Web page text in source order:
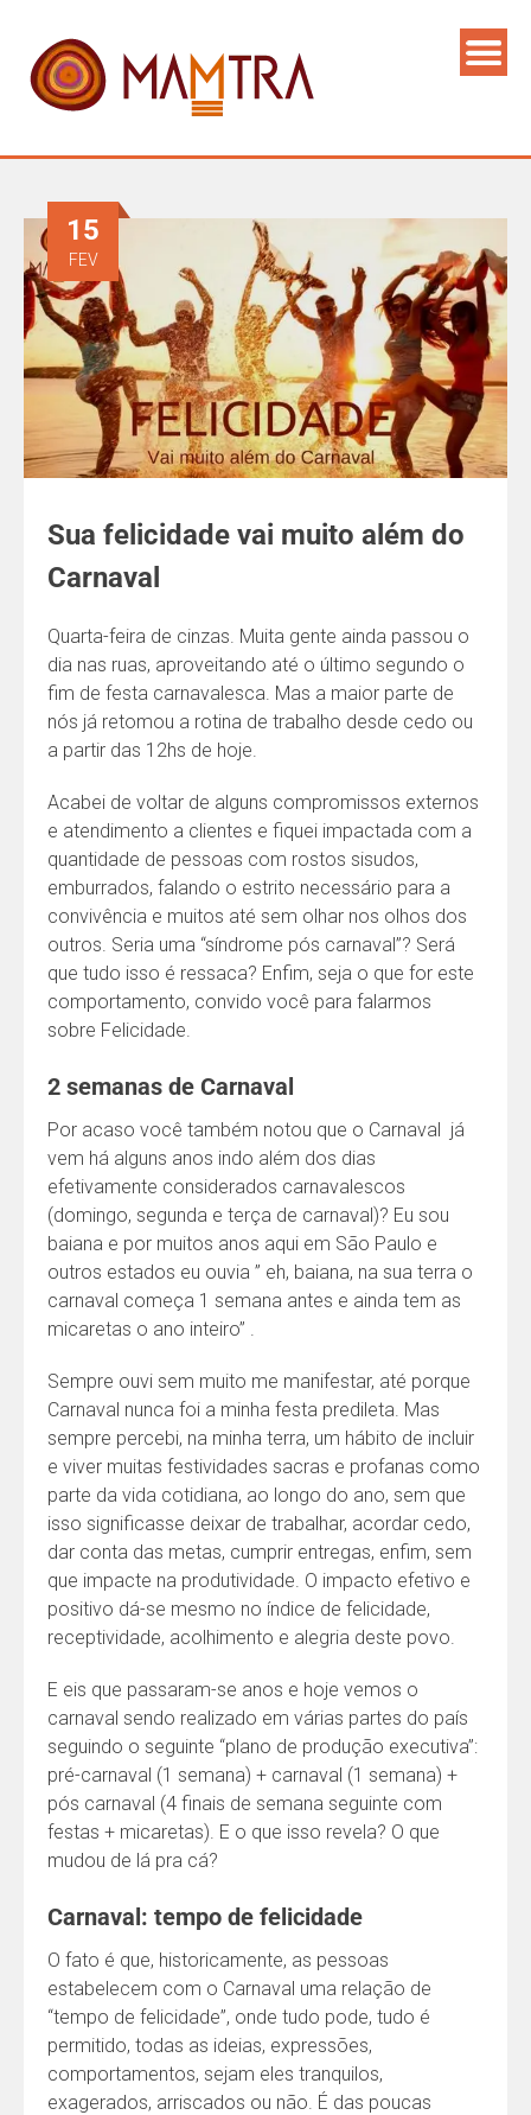
Sua felicidade vai muito além do
Carnaval
15
FEV
Quarta-feira de cinzas. Muita gente ainda passou o
dia nas ruas, aproveitando até o último segundo o
fim de festa carnavalesca. Mas a maior parte de
nós já retomou a rotina de trabalho desde cedo ou
a partir das 12hs de hoje.
Acabei de voltar de alguns compromissos externos
e atendimento a clientes e fiquei impactada com a
quantidade de pessoas com rostos sisudos,
emburrados, falando o estrito necessário para a
convivência e muitos até sem olhar nos olhos dos
outros. Seria uma “síndrome pós carnaval”? Será
que tudo isso é ressaca? Enfim, seja o que for este
comportamento, convido você para falarmos
sobre Felicidade.
2 semanas de Carnaval
Por acaso você também notou que o Carnaval já
vem há alguns anos indo além dos dias
efetivamente considerados carnavalescos
(domingo, segunda e terça de carnaval)? Eu sou
baiana e por muitos anos aqui em São Paulo e
outros estados eu ouvia ” eh, baiana, na sua terra o
carnaval começa 1 semana antes e ainda tem as
micaretas o ano inteiro” .
Sempre ouvi sem muito me manifestar, até porque
Carnaval nunca foi a minha festa predileta. Mas
sempre percebi, na minha terra, um hábito de incluir
e viver muitas festividades sacras e profanas como
parte da vida cotidiana, ao longo do ano, sem que
isso significasse deixar de trabalhar, acordar cedo,
dar conta das metas, cumprir entregas, enfim, sem
que impacte na produtividade. O impacto efetivo e
positivo dá-se mesmo no índice de felicidade,
receptividade, acolhimento e alegria deste povo.
E eis que passaram-se anos e hoje vemos o
carnaval sendo realizado em várias partes do país
seguindo o seguinte “plano de produção executiva”:
pré-carnaval (1 semana) + carnaval (1 semana) +
pós carnaval (4 finais de semana seguinte com
festas + micaretas). E o que isso revela? O que
mudou de lá pra cá?
Carnaval: tempo de felicidade
O fato é que, historicamente, as pessoas
estabelecem com o Carnaval uma relação de
“tempo de felicidade”, onde tudo pode, tudo é
permitido, todas as ideias, expressões,
comportamentos, sejam eles tranquilos,
exagerados, arriscados ou não. É das poucas